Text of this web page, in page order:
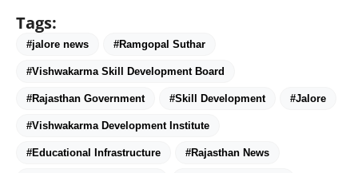
Tags:
#jalore news #Ramgopal Suthar
#Vishwakarma Skill Development Board
#Rajasthan Government #Skill Development #Jalore
#Vishwakarma Development Institute
#Educational Infrastructure #Rajasthan News